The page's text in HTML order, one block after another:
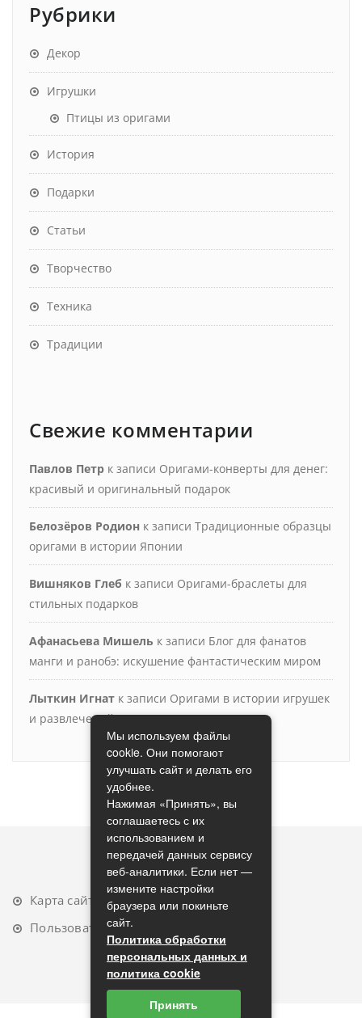
Рубрики
Декор
Игрушки
Птицы из оригами
История
Подарки
Статьи
Творчество
Техника
Традиции
Свежие комментарии
Павлов Петр к записи Оригами-конверты для денег:
красивый и оригинальный подарок
Белозёров Родион к записи Традиционные образцы
оригами в истории Японии
Вишняков Глеб к записи Оригами-браслеты для
стильных подарков
Афанасьева Мишель к записи Блог для фанатов
манги и ранобэ: искушение фантастическим миром
Лыткин Игнат к записи Оригами в истории игрушек
и развлечений
Карта сайта
Пользовательское соглашение
Мы используем файлы
cookie. Они помогают
улучшать сайт и делать его
удобнее.
Нажимая «Принять», вы
соглашаетесь с их
использованием и
передачей данных сервису
веб-аналитики. Если нет —
измените настройки
браузера или покиньте
сайт.
Политика обработки
персональных данных и
политика cookie
Принять